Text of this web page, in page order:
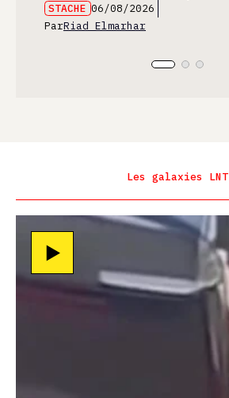
STACHE 06/08/2026
ParRiad Elmarhar
Les galaxies LNT